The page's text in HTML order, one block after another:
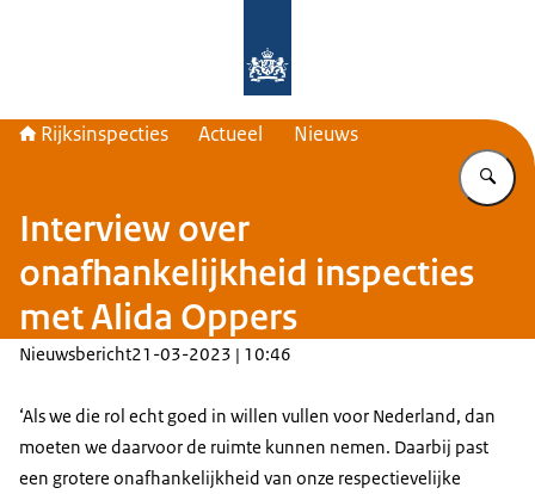
Rijksinspecties Actueel Nieuws
Interview over
onafhankelijkheid inspecties
met Alida Oppers
Nieuwsbericht21-03-2023 | 10:46
‘Als we die rol echt goed in willen vullen voor Nederland, dan
moeten we daarvoor de ruimte kunnen nemen. Daarbij past
een grotere onafhankelijkheid van onze respectievelijke